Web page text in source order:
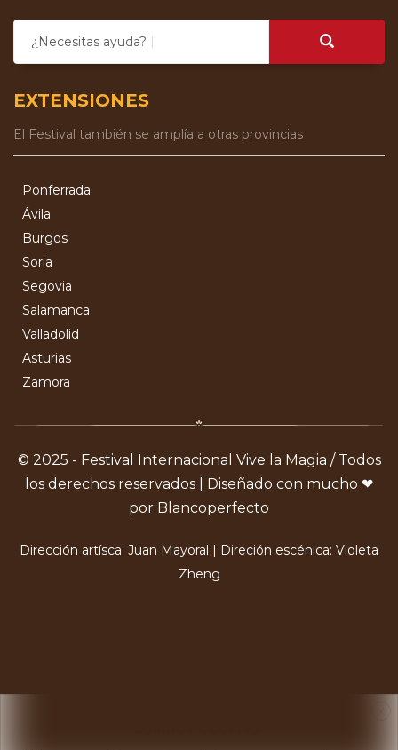
¿Necesitas ayuda?
EXTENSIONES
El Festival también se amplía a otras provincias
Ponferrada
Ávila
Burgos
Soria
Segovia
Salamanca
Valladolid
Asturias
Zamora
© 2025 - Festival Internacional Vive la Magia / Todos
los derechos reservados | Diseñado con mucho ❤
por Blancoperfecto
Dirección artísca: Juan Mayoral | Direción escénica: Violeta
Zheng